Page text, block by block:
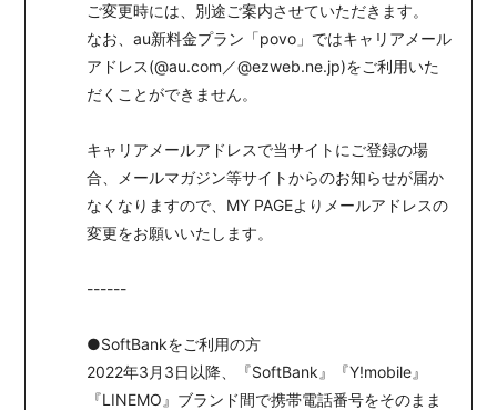
ご変更時には、別途ご案内させていただきます。
なお、au新料金プラン「povo」ではキャリアメール
アドレス(@au.com／@ezweb.ne.jp)をご利用いた
だくことができません。
キャリアメールアドレスで当サイトにご登録の場
合、メールマガジン等サイトからのお知らせが届か
なくなりますので、MY PAGEよりメールアドレスの
変更をお願いいたします。
------
●SoftBankをご利用の方
2022年3月3日以降、『SoftBank』『Y!mobile』
『LINEMO』ブランド間で携帯電話番号をそのまま